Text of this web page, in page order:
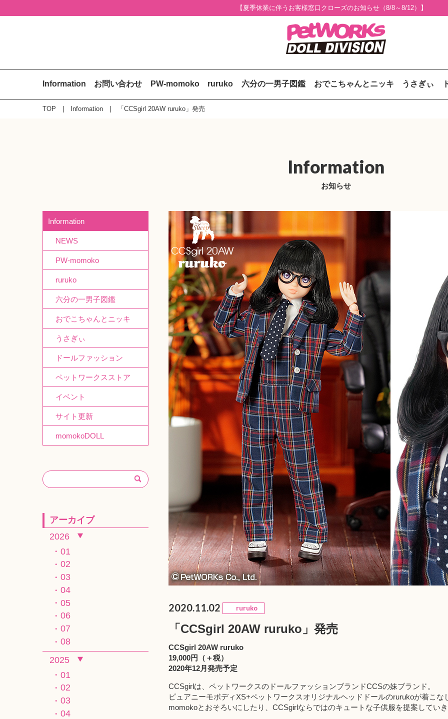
【夏季休業に伴うお客様窓口クローズのお知らせ（8/8～8/12）】
Information お問い合わせ PW-momoko ruruko 六分の一男子図鑑 おでこちゃんとニッキ うさぎぃ
TOP Information 「CCSgirl 20AW ruruko」発売
Information
お知らせ
2020.11.02 ruruko
「CCSgirl 20AW ruruko」発売
CCSgirl 20AW ruruko
19,000円（＋税）
2020年12月発売予定
CCSgirlは、ペットワークスのドールファッションブランドCCSの妹ブランド。
ピュアニーモボディXS+ペットワークスオリジナルヘッドドールのrurukoが着こな
momokoとおそろいにしたり、CCSgirlならではのキュートな子供服を提案してい
Information
NEWS
PW-momoko
ruruko
六分の一男子図鑑
おでこちゃんとニッキ
うさぎぃ
ドールファッション
ペットワークスストア
イベント
サイト更新
momokoDOLL
アーカイブ
2026
01
02
03
04
05
06
07
08
2025
01
02
03
04